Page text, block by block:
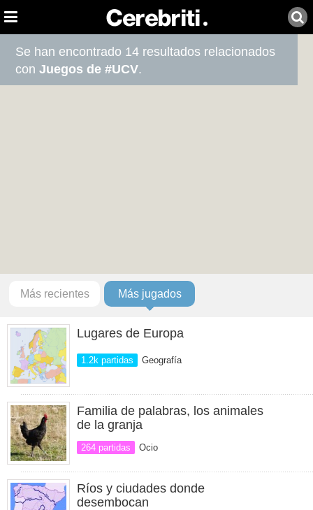
Se han encontrado 14 resultados relacionados
conJuegos de #UCV.
Más recientes Más jugados
Lugares de Europa
1.2k partidas Geografía
Familia de palabras, los animales
de la granja
264 partidas Ocio
Ríos y ciudades donde
desembocan